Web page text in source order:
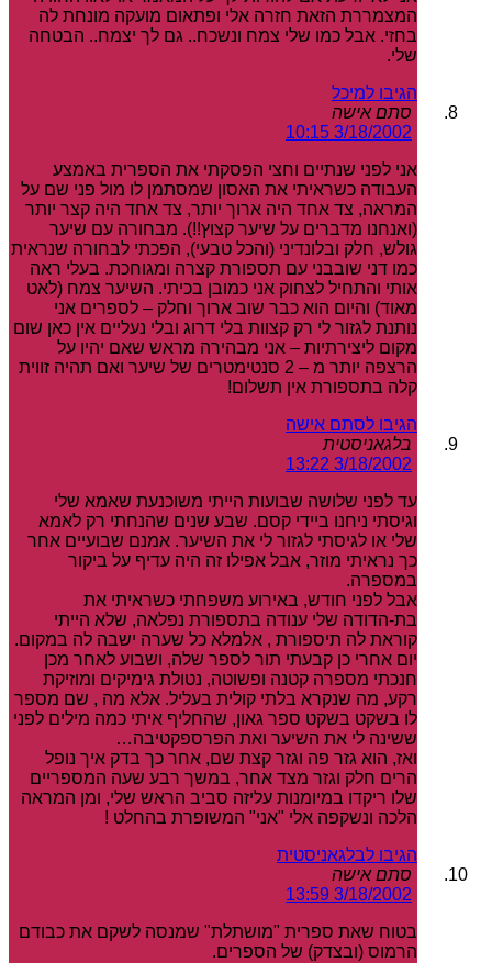
המצמררת הזאת חזרה אלי ופתאום מועקה מונחת לה
בחזי. אבל כמו שלי צמח ונשכח.. גם לך יצמח.. הבטחה
שלי.
הגיבו למיכל
סתם אישה
3/18/2002 10:15
אני לפני שנתיים וחצי הפסקתי את הספרית באמצע
העבודה כשראיתי את האסון שמסתמן לו מול פני שם על
המראה, צד אחד היה ארוך יותר, צד אחד היה קצר יותר
(ואנחנו מדברים על שיער קצוץ!!). מבחורה עם שיער
גולש, חלק ובלונדיני (והכל טבעי), הפכתי לבחורה שנראית
כמו דני שובבני עם תספורת קצרה ומגוחכת. בעלי ראה
אותי והתחיל לצחוק אני כמובן בכיתי. השיער צמח (לאט
מאוד) והיום הוא כבר שוב ארוך וחלק – לספרים אני
נותנת לגזור לי רק קצוות בלי דרוג ובלי נעליים אין כאן שום
מקום ליצירתיות – אני מבהירה מראש שאם יהיו על
הרצפה יותר מ – 2 סנטימטרים של שיער ואם תהיה זווית
קלה בתספורת אין תשלום!
הגיבו לסתם אישה
בלגאניסטית
3/18/2002 13:22
עד לפני שלושה שבועות הייתי משוכנעת שאמא שלי
וגיסתי ניחנו ביידי קסם. שבע שנים שהנחתי רק לאמא
שלי או לגיסתי לגזור לי את השיער. אמנם שבועיים אחר
כך נראיתי מוזר, אבל אפילו זה היה עדיף על ביקור
במספרה.
אבל לפני חודש, באירוע משפחתי כשראיתי את
בת-הדודה שלי ענודה בתספורת נפלאה, שלא הייתי
קוראת לה תיספורת , אלמלא כל שערה ישבה לה במקום.
יום אחרי כן קבעתי תור לספר שלה, ושבוע לאחר מכן
חנכתי מספרה קטנה ופשוטה, נטולת גימיקים ומוזיקת
רקע, מה שנקרא בלתי קולית בעליל. אלא מה , שם מספר
לו בשקט בשקט ספר גאון, שהחליף איתי כמה מילים לפני
ששינה לי את השיער ואת הפרספקטיבה…
ואז, הוא גזר פה וגזר קצת שם, אחר כך בדק איך נופל
הרים חלק וגזר מצד אחר, במשך רבע שעה המספריים
שלו ריקדו במיומנות עליזה סביב הראש שלי, ומן המראה
הלכה ונשקפה אלי "אני" המשופרת בהחלט !
הגיבו לבלגאניסטית
סתם אישה
3/18/2002 13:59
בטוח שאת ספרית "מושתלת" שמנסה לשקם את כבודם
הרמוס (ובצדק) של הספרים.